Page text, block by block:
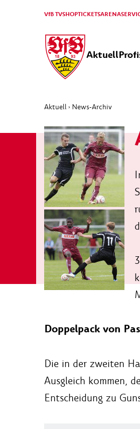
VfB TVSHOPTICKETSARENA
Aktuell
Aktuell › News-Archiv
Doppelpack von
Die in der zweiten
Ausgleich kommen,
Entscheidung zu